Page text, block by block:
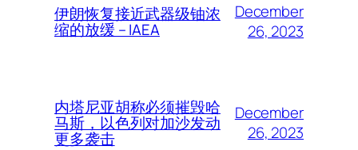
伊朗恢复接近武器级铀浓
缩的放缓 – IAEA
December
26, 2023
内塔尼亚胡称必须摧毁哈
马斯，以色列对加沙发动
更多袭击
December
26, 2023